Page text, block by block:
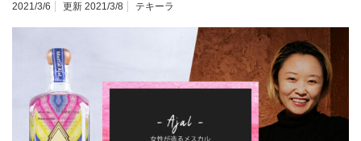
2021/3/6 更新 2021/3/8 テキーラ